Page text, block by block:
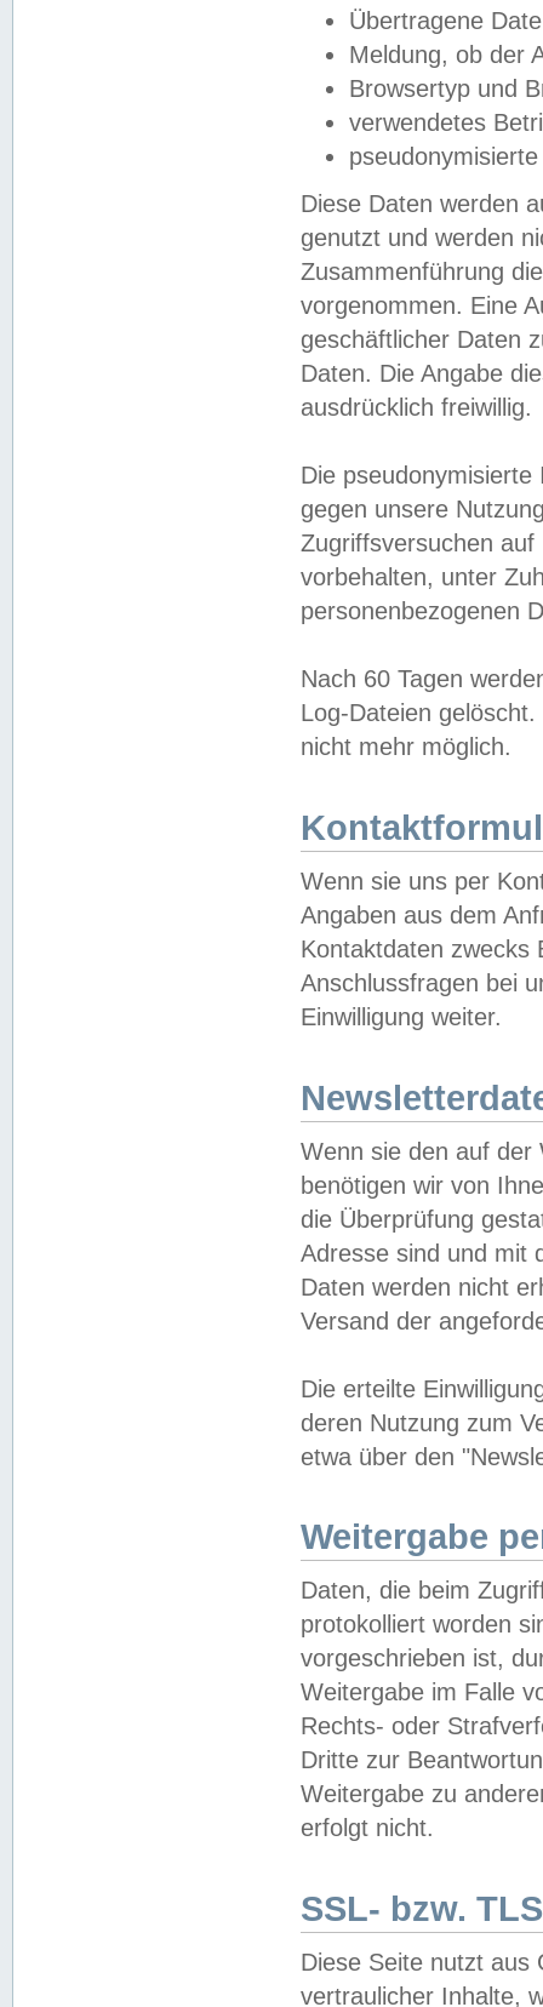
Übertragene
Meldung, ob der
Browsertyp und
verwendetes
Diese Daten werden
genutzt und werden
Zusammenführung
vorgenommen. Eine
geschäftlicher Daten
Daten. Die Angabe
ausdrücklich freiwillig.
Die
gegen unsere
Zugriffsversuchen
vorbehalten, unter
personenbezogenen
Nach 60 Tagen
Log-Dateien
nicht mehr möglich.
Wenn sie uns per
Angaben aus dem
Kontaktdaten zwecks
Anschlussfragen bei
Einwilligung weiter.
Wenn sie den auf der
benötigen wir von
die Überprüfung
Adresse sind und mit
Daten werden nicht
Versand der
Die erteilte
deren Nutzung zum
etwa über den
Weitergabe
Daten, die beim
protokolliert worden
vorgeschrieben ist,
Weitergabe im Falle
Rechts- oder
Dritte zur
Weitergabe zu
erfolgt nicht.
SSL- bzw.
Diese Seite nutzt aus
vertraulicher Inhalte,